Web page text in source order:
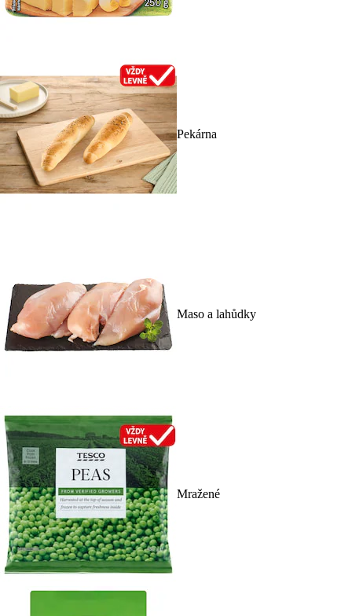
Pekárna
Maso a lahůdky
Mražené